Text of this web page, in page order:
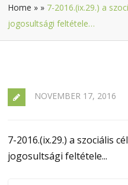
Home » » 7-2016.(ix.29.) a
jogosultsági feltétele…
NOVEMBER 17, 2016
7-2016.(ix.29.) a szociális
jogosultsági feltétele...